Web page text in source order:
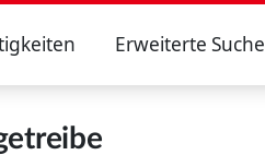
Erweiterte Suche